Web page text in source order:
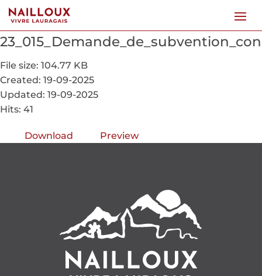
File size: 104.77 KB
Created: 19-09-2025
Updated: 19-09-2025
Hits: 41
Download Preview